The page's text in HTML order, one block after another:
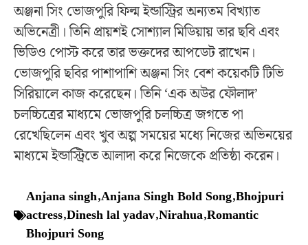
অঞ্জনা সিং ভোজপুরি ফিল্ম ইন্ডাস্ট্রির অন্যতম বিখ্যাত
অভিনেত্রী। তিনি প্রায়শই সোশ্যাল মিডিয়ায় তার ছবি এবং
ভিডিও পোস্ট করে তার ভক্তদের আপডেট রাখেন।
ভোজপুরি ছবির পাশাপাশি অঞ্জনা সিং বেশ কয়েকটি টিভি
সিরিয়ালে কাজ করেছেন। তিনি ‘এক অউর ফৌলাদ’
চলচ্চিত্রের মাধ্যমে ভোজপুরি চলচ্চিত্র জগতে পা
রেখেছিলেন এবং খুব অল্প সময়ের মধ্যে নিজের অভিনয়ের
মাধ্যমে ইন্ডাস্ট্রিতে আলাদা করে নিজেকে প্রতিষ্ঠা করেন।
Anjana singh,Anjana Singh Bold Song,Bhojpuri
actress,Dinesh lal yadav,Nirahua,Romantic
Bhojpuri Song